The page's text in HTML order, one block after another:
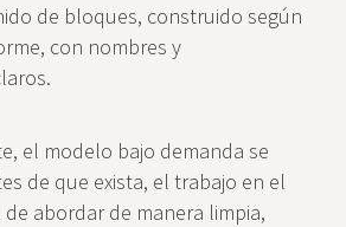
de bloques, construido según
con nombres y
el modelo bajo demanda se
de que exista, el trabajo en el
abordar de manera limpia,